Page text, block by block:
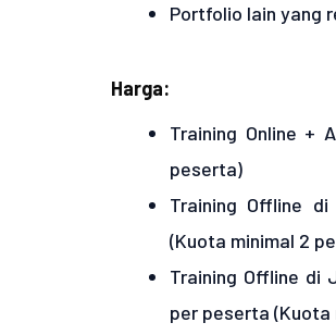
Portfolio lain yang
Harga:
Training Online +
peserta)
Training Offline
(Kuota minimal 2
Training Offline di
per peserta